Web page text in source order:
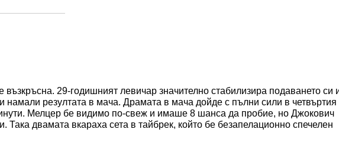
29-годишният левичар значително стабилизира подаването си
намали резултата в мача. Драмата в мача дойде с пълни сили в четвъртия
Мелцер бе видимо по-свеж и имаше 8 шанса да пробие, но Джокович
Така двамата вкараха сета в тайбрек, който бе безапелационно спечелен